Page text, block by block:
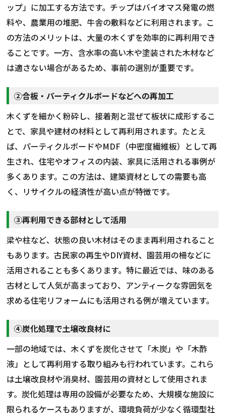
ップ」に加工する方法です。チップはバイオマス発電の燃
料や、農業用の堆肥、牛舎の敷料などに利用されます。こ
の方法のメリットは、大量の木くずを効率的に再利用でき
ることです。一方、含水率の高い木や塗装された木材など
は適さない場合があるため、事前の選別が重要です。
②合板・パーティクルボードなどへの再加工
木くずを細かく粉砕し、接着剤と混ぜて板状に成形するこ
とで、家具や建材の材料として再利用されます。たとえ
ば、パーティクルボードやMDF（中密度繊維板）として再
生され、住宅やオフィスの内装、家具に活用される事例が
多くあります。この方法は、建築資材としての需要も高
く、リサイクルの経済性が高い点が特徴です。
③再利用できる部材として活用
梁や柱など、状態の良い木材はそのまま再利用されること
もあります。古民家の再生やDIY資材、園芸用の柵などに
活用されることも多くあります。特に最近では、味のある
古材として人気が高まっており、アンティークな雰囲気を
求める住宅リフォームにも活用される例が増えています。
④炭化処理で土壌改良材に
一部の地域では、木くずを炭化させて「木炭」や「木酢
液」として再利用する取り組みも行われています。これら
は土壌改良材や消臭材、園芸用の資材として使用されま
す。炭化処理は専用の設備が必要なため、大規模な施設に
限られるケースもありますが、環境負荷が少なく循環型社